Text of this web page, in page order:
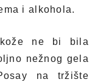
i alkohola.
ne bi bila
nežnog gela
na tržište